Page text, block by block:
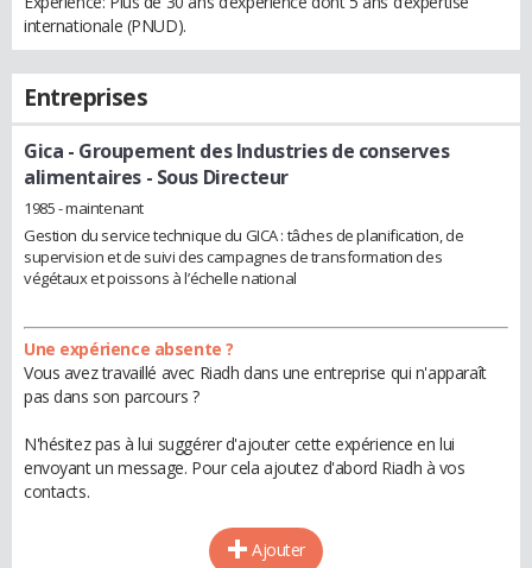
internationale (PNUD).
Entreprises
Gica - Groupement des Industries de conserves
alimentaires- Sous Directeur
1985 - maintenant
Gestion du service technique du GICA : tâches de planification, de
supervision et de suivi des campagnes de transformation des
végétaux et poissons à l’échelle national
Une expérience absente ?
Vous avez travaillé avec Riadh dans une entreprise qui n'apparaît
pas dans son parcours ?
N'hésitez pas à lui suggérer d'ajouter cette expérience en lui
envoyant un message. Pour cela ajoutez d'abord Riadh à vos
contacts.
Ajouter